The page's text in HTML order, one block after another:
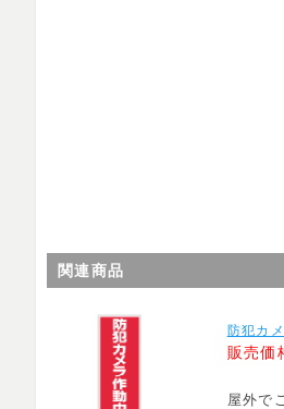
関連商品
防犯カ
販売価
屋外で